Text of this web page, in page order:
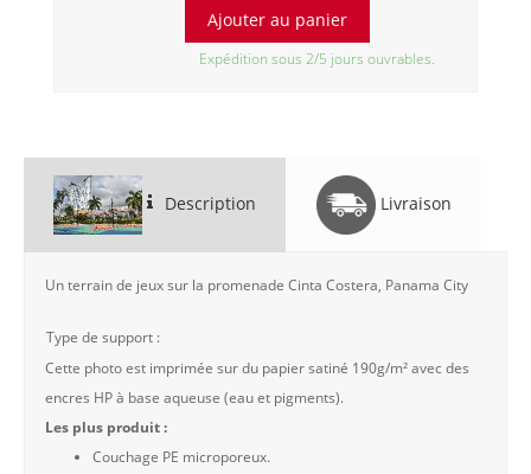
Expédition sous 2/5 jours ouvrables.
Description Livraison
Un terrain de jeux sur la promenade Cinta Costera, Panama City
Type de support :
Cette photo est imprimée sur du papier satiné 190g/m² avec des
encres HP à base aqueuse (eau et pigments).
Les plus produit :
Couchage PE microporeux.